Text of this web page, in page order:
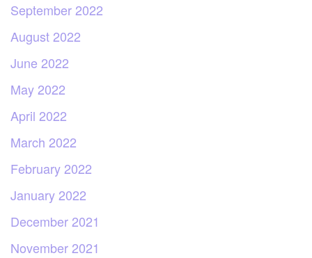
September 2022
August 2022
June 2022
May 2022
April 2022
March 2022
February 2022
January 2022
December 2021
November 2021